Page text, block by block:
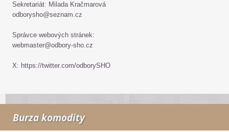
Sekretariát: Milada Kračmarová
odborysho@seznam.cz
Správce webových stránek:
webmaster@odbory-sho.cz
X: https://twitter.com/odborySHO
Burza komodity